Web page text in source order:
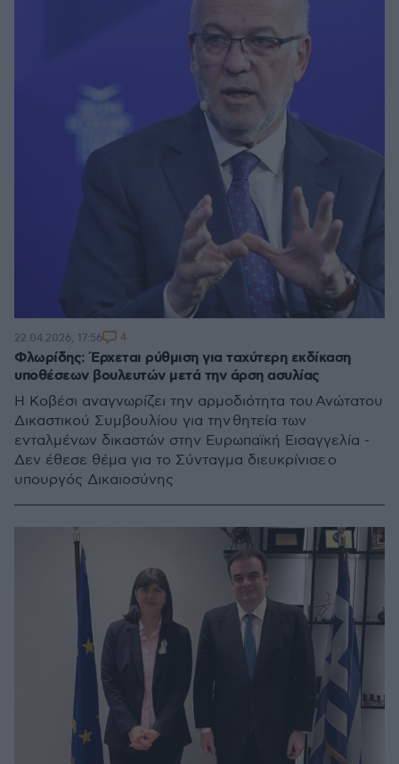
Φλωρίδης: Έρχεται ρύθμιση για ταχύτερη εκδίκαση
υποθέσεων βουλευτών μετά την άρση ασυλίας
Η Κοβέσι αναγνωρίζει την αρμοδιότητα του Ανώτατου
Δικαστικού Συμβουλίου για την θητεία των
ενταλμένων δικαστών στην Ευρωπαϊκή Εισαγγελία -
Δεν έθεσε θέμα για το Σύνταγμα διευκρίνισε ο
υπουργός Δικαιοσύνης
22.04.2026, 17:56 4